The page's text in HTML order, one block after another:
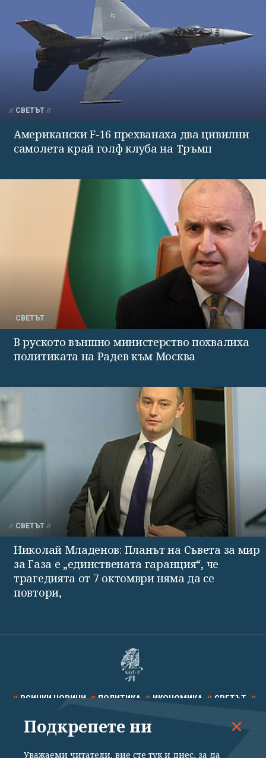
СВЕТЪТ
Американски F-16 прехванаха два цивилни
самолета край голф клуба на Тръмп
СВЕТЪТ
В руското външно министерство похвалиха
политиката на Радев към Москва
СВЕТЪТ
Николай Младенов: Планът на Съвета за мир
за Газа е „единствената гаранция“, че
трагедията от 7 октомври няма да се
повтори,
ВСИЧКИ НОВИНИ ПОЛИТИКА ИКОНОМИКА СВЕТЪТ
СПОРТ КУЛТУРА ТЕХНОЛОГИИ КАЛЕЙДОСКОП
Подкрепете ни
Уважаеми читатели, вие сте тук и днес, за да